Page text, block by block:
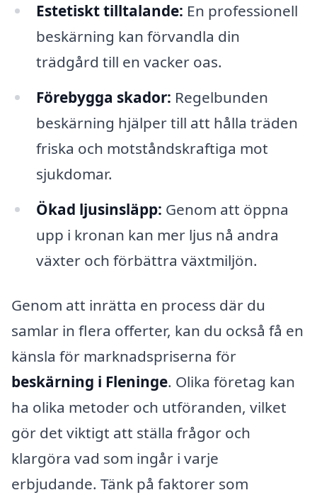
Estetiskt tilltalande: En professionell
beskärning kan förvandla din
trädgård till en vacker oas.
Förebygga skador: Regelbunden
beskärning hjälper till att hålla träden
friska och motståndskraftiga mot
sjukdomar.
Ökad ljusinsläpp: Genom att öppna
upp i kronan kan mer ljus nå andra
växter och förbättra växtmiljön.
Genom att inrätta en process där du
samlar in flera offerter, kan du också få en
känsla för marknadspriserna för
beskärning i Fleninge. Olika företag kan
ha olika metoder och utföranden, vilket
gör det viktigt att ställa frågor och
klargöra vad som ingår i varje
erbjudande. Tänk på faktorer som